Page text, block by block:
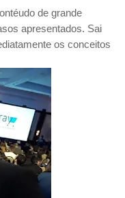
de grande
apresentados. Sai
os conceitos